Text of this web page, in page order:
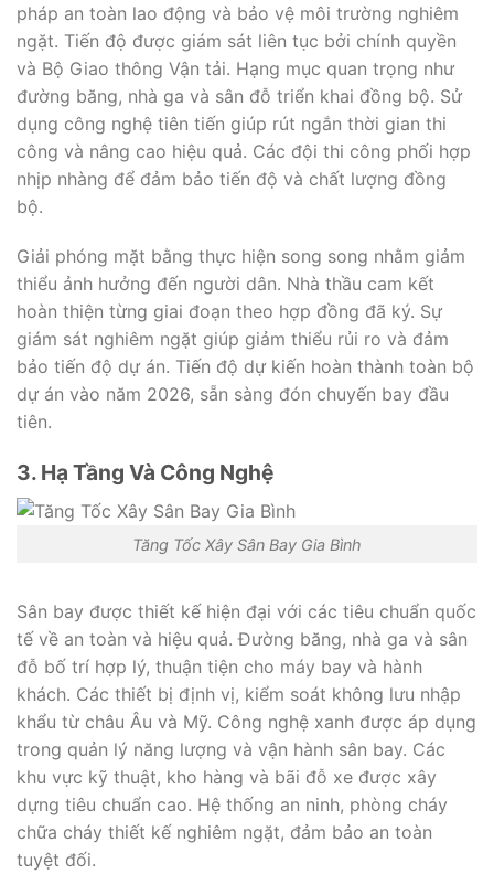
pháp an toàn lao động và bảo vệ môi trường nghiêm
ngặt. Tiến độ được giám sát liên tục bởi chính quyền
và Bộ Giao thông Vận tải. Hạng mục quan trọng như
đường băng, nhà ga và sân đỗ triển khai đồng bộ. Sử
dụng công nghệ tiên tiến giúp rút ngắn thời gian thi
công và nâng cao hiệu quả. Các đội thi công phối hợp
nhịp nhàng để đảm bảo tiến độ và chất lượng đồng
bộ.
Giải phóng mặt bằng thực hiện song song nhằm giảm
thiểu ảnh hưởng đến người dân. Nhà thầu cam kết
hoàn thiện từng giai đoạn theo hợp đồng đã ký. Sự
giám sát nghiêm ngặt giúp giảm thiểu rủi ro và đảm
bảo tiến độ dự án. Tiến độ dự kiến hoàn thành toàn bộ
dự án vào năm 2026, sẵn sàng đón chuyến bay đầu
tiên.
3. Hạ Tầng Và Công Nghệ
Tăng Tốc Xây Sân Bay Gia Bình
Sân bay được thiết kế hiện đại với các tiêu chuẩn quốc
tế về an toàn và hiệu quả. Đường băng, nhà ga và sân
đỗ bố trí hợp lý, thuận tiện cho máy bay và hành
khách. Các thiết bị định vị, kiểm soát không lưu nhập
khẩu từ châu Âu và Mỹ. Công nghệ xanh được áp dụng
trong quản lý năng lượng và vận hành sân bay. Các
khu vực kỹ thuật, kho hàng và bãi đỗ xe được xây
dựng tiêu chuẩn cao. Hệ thống an ninh, phòng cháy
chữa cháy thiết kế nghiêm ngặt, đảm bảo an toàn
tuyệt đối.